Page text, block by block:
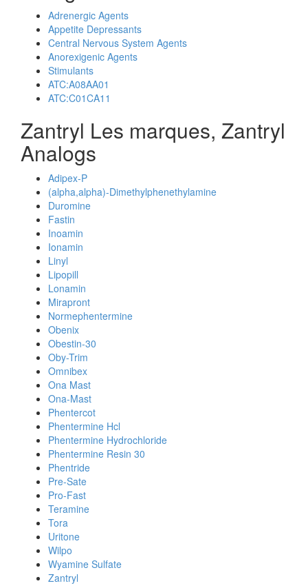
Adrenergic Agents
Appetite Depressants
Central Nervous System Agents
Anorexigenic Agents
Stimulants
ATC:A08AA01
ATC:C01CA11
Zantryl Les marques, Zantryl
Analogs
Adipex-P
(alpha,alpha)-Dimethylphenethylamine
Duromine
Fastin
Inoamin
Ionamin
Linyl
Lipopill
Lonamin
Mirapront
Normephentermine
Obenix
Obestin-30
Oby-Trim
Omnibex
Ona Mast
Ona-Mast
Phentercot
Phentermine Hcl
Phentermine Hydrochloride
Phentermine Resin 30
Phentride
Pre-Sate
Pro-Fast
Teramine
Tora
Uritone
Wilpo
Wyamine Sulfate
Zantryl